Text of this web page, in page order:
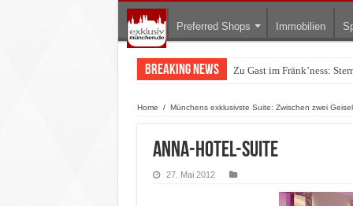
Preferred Shops Immobilien
Breaking News Zu Gast im Fränk’ness:
Warum München gerade
Home / Münchens exklusivste Suite: Zwischen zwei
anna-hotel-suite
27. Mai 2012